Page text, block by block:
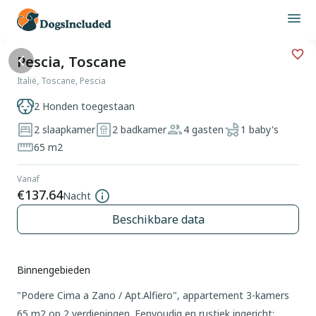
Pescia, Toscane
Italië, Toscane, Pescia
2 Honden toegestaan
2 slaapkamer
2 badkamer 4 gasten
1 baby's
65 m2
Vanaf
€137.64Nacht
Beschikbare data
Binnengebieden
"Podere Cima a Zano / Apt.Alfiero", appartement 3-kamers